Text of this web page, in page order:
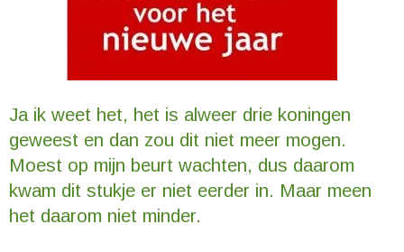
Ja ik weet het, het is alweer drie koningen
geweest en dan zou dit niet meer mogen.
Moest op mijn beurt wachten, dus daarom
kwam dit stukje er niet eerder in. Maar meen
het daarom niet minder.